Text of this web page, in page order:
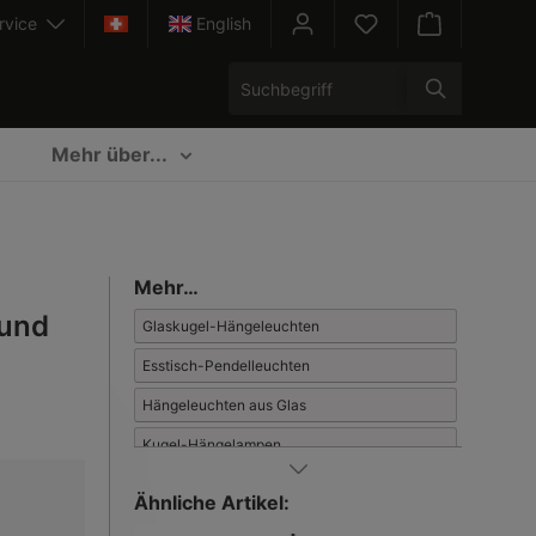
English
Mehr über...
Mehr…
Glaskugel-Hängeleuchten
Esstisch-Pendelleuchten
Hängeleuchten aus Glas
Kugel-Hängelampen
Ähnliche Artikel: